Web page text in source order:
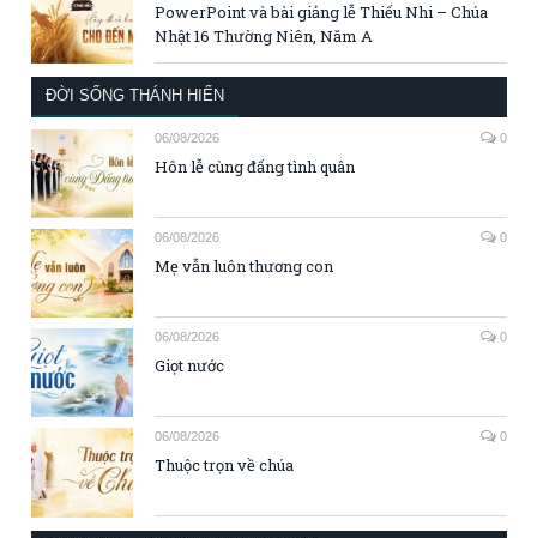
PowerPoint và bài giảng lễ Thiếu Nhi – Chúa
Nhật 16 Thường Niên, Năm A
ĐỜI SỐNG THÁNH HIẾN
06/08/2026 0
Hôn lễ cùng đấng tình quân
06/08/2026 0
Mẹ vẫn luôn thương con
06/08/2026 0
Giọt nước
06/08/2026 0
Thuộc trọn về chúa